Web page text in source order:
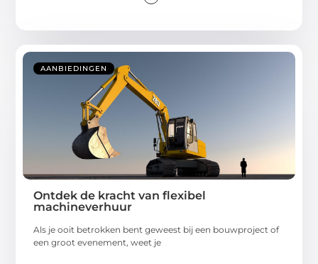
AANBIEDINGEN
Ontdek de kracht van flexibel
machineverhuur
Als je ooit betrokken bent geweest bij een bouwproject of
een groot evenement, weet je